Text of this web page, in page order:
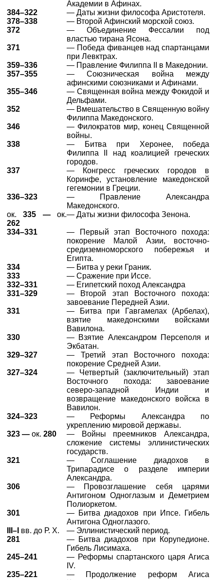
Академии в Афинах.
384–322
— Даты жизни философа Аристотеля.
378–338
— Второй Афинский морской союз.
372
— Объединение Фессалии под
властью тирана Ясона.
371
— Победа фиванцев над спартанцами
при Левктрах.
359–336
— Правление Филиппа II в Македонии.
357–355
— Союзническая война между
афинскими союзниками и Афинами.
355–346
— Священная война между Фокидой и
Дельфами.
352
— Вмешательство в Священную войну
Филиппа Македонского.
346
— Филократов мир, конец Священной
войны.
338
— Битва при Херонее, победа
Филиппа II над коалицией греческих
городов.
337
— Конгресс греческих городов в
Коринфе, установление македонской
гегемонии в Греции.
336–323
— Правление Александра
Македонского.
ок.335 —ок.
262
— Даты жизни философа Зенона.
334–331
— Первый этап Восточного похода:
покорение Малой Азии, восточно-
средиземноморского побережья и
Египта.
334
— Битва у реки Граник.
333
— Сражение при Иссе.
332–331
— Египетский поход Александра
331–329
— Второй этап Восточного похода:
завоевание Передней Азии.
331
— Битва при Гавгамелах (Арбелах),
взятие македонскими войсками
Вавилона.
330
— Взятие Александром Персеполя и
Экбатан.
329–327
— Третий этап Восточного похода:
покорение Средней Азии.
327–324
— Четвертый (заключительный) этап
Восточного похода: завоевание
северо-западной Индии и
возвращение македонского войска в
Вавилон.
324–323
— Реформы Александра по
укреплению мировой державы.
323 — ок. 280
— Войны преемников Александра,
сложение системы эллинистических
государств.
321
— Соглашение диадохов в
Трипарадисе о разделе империи
Александра.
306
— Провозглашение себя царями
Антигоном Одноглазым и Деметрием
Полиоркетом.
301
— Битва диадохов при Ипсе. Гибель
Антигона Одноглазого.
III–I вв. до Р. Х.
— Эллинистический период.
281
— Битва диадохов при Корупедионе.
Гибель Лисимаха.
245–241
— Реформы спартанского царя Агиса
IV.
235–221
— Продолжение реформ Агиса